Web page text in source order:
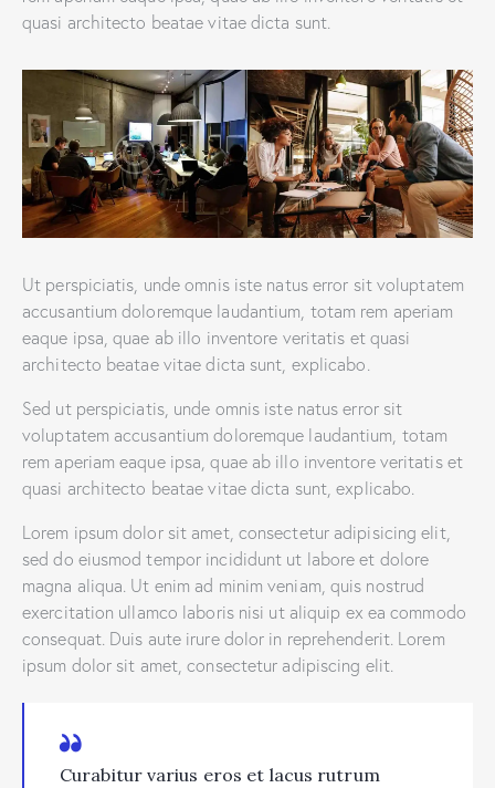
quasi architecto beatae vitae dicta sunt.
Ut perspiciatis, unde omnis iste natus error sit voluptatem
accusantium doloremque laudantium, totam rem aperiam
eaque ipsa, quae ab illo inventore veritatis et quasi
architecto beatae vitae dicta sunt, explicabo.
Sed ut perspiciatis, unde omnis iste natus error sit
voluptatem accusantium doloremque laudantium, totam
rem aperiam eaque ipsa, quae ab illo inventore veritatis et
quasi architecto beatae vitae dicta sunt, explicabo.
Lorem ipsum dolor sit amet, consectetur adipisicing elit,
sed do eiusmod tempor incididunt ut labore et dolore
magna aliqua. Ut enim ad minim veniam, quis nostrud
exercitation ullamco laboris nisi ut aliquip ex ea commodo
consequat. Duis aute irure dolor in reprehenderit. Lorem
ipsum dolor sit amet, consectetur adipiscing elit.
Curabitur varius eros et lacus rutrum